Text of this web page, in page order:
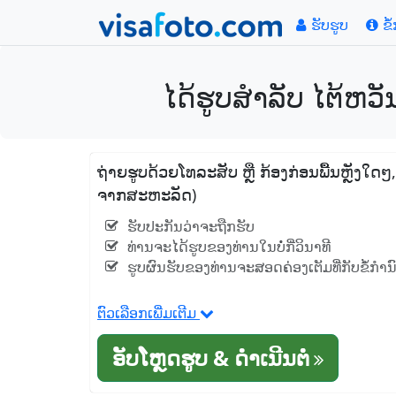
ຮັບຮູບ
ໄດ້ຮູບສໍາລັບ ໄຕ້ຫວັ
ຖ່າຍຮູບດ້ວຍໂທລະສັບ ຫຼື ກ້ອງກ່ອນພື້ນຫຼັງໃດໆ
ຈາກສະຫະລັດ)
ຮັບປະກັນວ່າຈະຖືກຮັບ
ທ່ານຈະໄດ້ຮູບຂອງທ່ານໃນບໍ່ກີ່ວິນາທີ
ຮູບຜົນຮັບຂອງທ່ານຈະສອດຄ່ອງເຕັມທີ່ກັບຂໍ້ກໍ
ຕົວເລືອກເພີ່ມເຕີມ
ອັບໂຫຼດຮູບ & ດໍາເນີນຕໍ່